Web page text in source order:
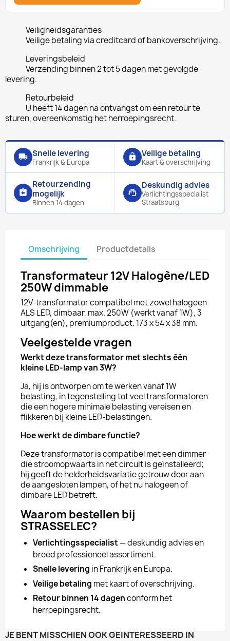
Veiligheidsgaranties
Veilige betaling via creditcard of bankoverschrijving.
Leveringsbeleid
Verzending binnen 2 tot 5 dagen met gevolgde
levering.
Retourbeleid
U heeft 14 dagen na ontvangst om een retour te
sturen, overeenkomstig het herroepingsrecht.
local_shipping Snelle levering
Frankrijk & Europa
lock Veilige betaling
Kaart & overschrijving
assignment_return
Retourzending
mogelijk
Binnen 14 dagen
support_agent
Deskundig advies
Verlichtingsspecialist
Straatsburg
Omschrijving Productdetails
Transformateur 12V Halogène/LED
250W dimmable
12V-transformator compatibel met zowel halogeen
ALS LED, dimbaar, max. 250W (werkt vanaf 1W), 3
uitgang(en), premiumproduct. 173 x 54 x 38 mm.
Veelgestelde vragen
Werkt deze transformator met slechts één
kleine LED-lamp van 3W?
Ja, hij is ontworpen om te werken vanaf 1W
belasting, in tegenstelling tot veel transformatoren
die een hogere minimale belasting vereisen en
flikkeren bij kleine LED-belastingen.
Hoe werkt de dimbare functie?
Deze transformator is compatibel met een dimmer
die stroomopwaarts in het circuit is geïnstalleerd;
hij geeft de helderheidsvariatie getrouw door aan
de aangesloten lampen, of het nu halogeen of
dimbare LED betreft.
Waarom bestellen bij
STRASSELEC?
Verlichtingsspecialist — deskundig advies en
breed professioneel assortiment.
Snelle levering in Frankrijk en Europa.
Veilige betaling met kaart of overschrijving.
Retour binnen 14 dagenconform het
herroepingsrecht.
JE BENT MISSCHIEN OOK GEÏNTERESSEERD IN